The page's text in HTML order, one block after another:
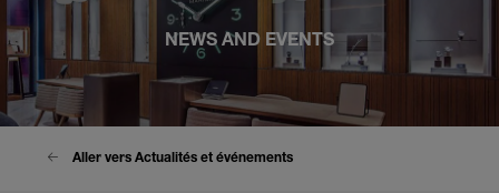
NEWS AND EVENTS
Aller vers Actualités et événements